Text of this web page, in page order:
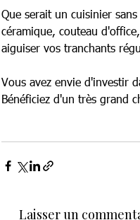
Que serait un cuisinier
céramique, couteau
aiguiser vos tranchants
Vous avez envie d'investir
Bénéficiez d'un très grand
Laisser un